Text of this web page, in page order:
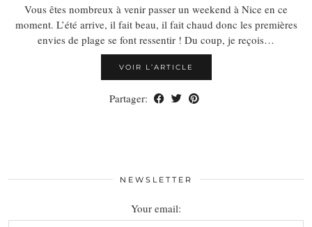
Vous êtes nombreux à venir passer un weekend à Nice en ce
moment. L’été arrive, il fait beau, il fait chaud donc les premières
envies de plage se font ressentir ! Du coup, je reçois…
VOIR L’ARTICLE
Partager:
NEWSLETTER
Your email: